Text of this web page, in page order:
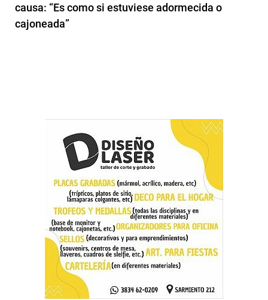
causa: “Es como si estuviese adormecida o
cajoneada”